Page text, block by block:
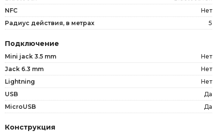
NFC
Нет
Радиус действия, в метрах
5
Подключение
Mini jack 3.5 mm
Нет
Jack 6.3 mm
Нет
Lightning
Нет
USB
Да
MicroUSB
Да
Конструкция